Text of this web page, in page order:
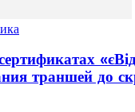
траншей до